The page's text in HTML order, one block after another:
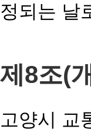
정되는 날
제8조(
고양시 교